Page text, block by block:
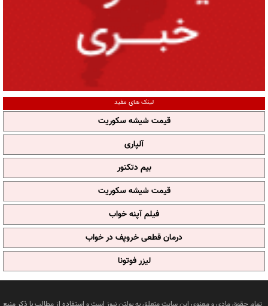
لینک های مفید
قیمت شیشه سکوریت
آلپاری
بیم دتکتور
قیمت شیشه سکوریت
فیلم آپنه خواب
درمان قطعی خروپف در خواب
لیزر فوتونا